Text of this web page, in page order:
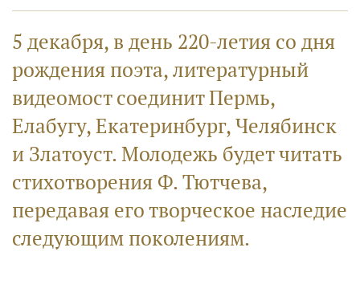
5 декабря, в день 220-летия со дня
рождения поэта, литературный
видеомост соединит Пермь,
Елабугу, Екатеринбург, Челябинск
и Златоуст. Молодежь будет читать
стихотворения Ф. Тютчева,
передавая его творческое наследие
следующим поколениям.